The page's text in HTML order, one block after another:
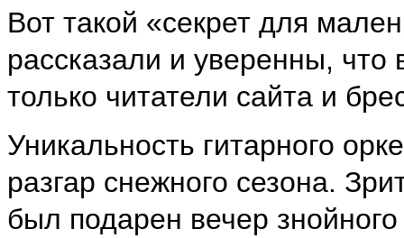
Вот такой «секрет для
рассказали и уверенны, что
только читатели сайта и
Уникальность гитарного
разгар снежного сезона.
был подарен вечер